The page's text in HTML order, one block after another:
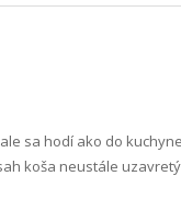
sa hodí ako do
koša neustále